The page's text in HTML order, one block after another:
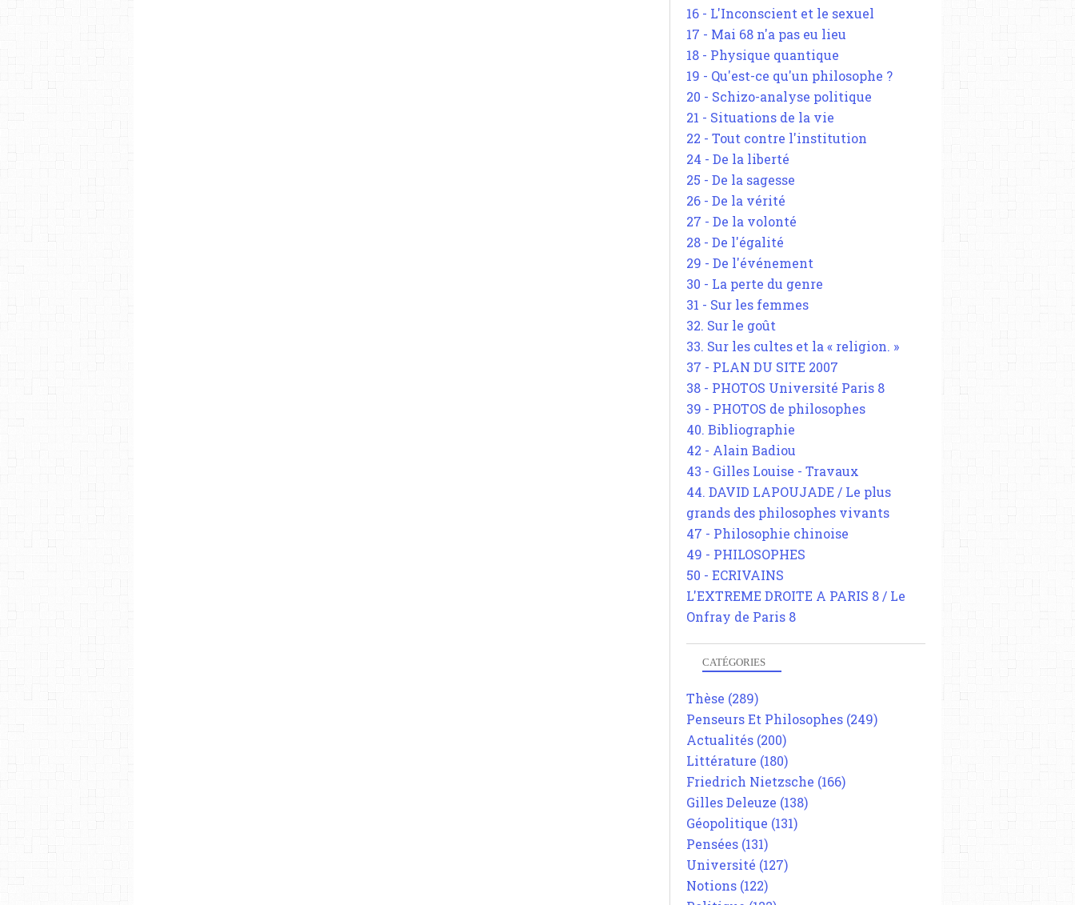
16 - L'Inconscient et le sexuel
17 - Mai 68 n'a pas eu lieu
18 - Physique quantique
19 - Qu'est-ce qu'un philosophe ?
20 - Schizo-analyse politique
21 - Situations de la vie
22 - Tout contre l'institution
24 - De la liberté
25 - De la sagesse
26 - De la vérité
27 - De la volonté
28 - De l'égalité
29 - De l'événement
30 - La perte du genre
31 - Sur les femmes
32. Sur le goût
33. Sur les cultes et la « religion. »
37 - PLAN DU SITE 2007
38 - PHOTOS Université Paris 8
39 - PHOTOS de philosophes
40. Bibliographie
42 - Alain Badiou
43 - Gilles Louise - Travaux
44. DAVID LAPOUJADE / Le plus
grands des philosophes vivants
47 - Philosophie chinoise
49 - PHILOSOPHES
50 - ECRIVAINS
L'EXTREME DROITE A PARIS 8 / Le
Onfray de Paris 8
CATÉGORIES
Thèse (289)
Penseurs Et Philosophes (249)
Actualités (200)
Littérature (180)
Friedrich Nietzsche (166)
Gilles Deleuze (138)
Géopolitique (131)
Pensées (131)
Université (127)
Notions (122)